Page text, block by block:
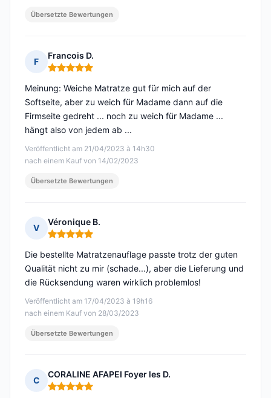
Übersetzte Bewertungen
F
Francois D.
Hinweis: 5 von 5
Veröffentlicht am 21/04/2023 à 14h30
nach einem Kauf von 14/02/2023
Meinung: Weiche Matratze gut für mich auf der
Softseite, aber zu weich für Madame dann auf die
Firmseite gedreht ... noch zu weich für Madame ...
hängt also von jedem ab ...
Übersetzte Bewertungen
V
Véronique B.
Hinweis: 5 von 5
Veröffentlicht am 17/04/2023 à 19h16
nach einem Kauf von 28/03/2023
Die bestellte Matratzenauflage passte trotz der guten
Qualität nicht zu mir (schade...), aber die Lieferung und
die Rücksendung waren wirklich problemlos!
Übersetzte Bewertungen
C
CORALINE AFAPEI Foyer les D.
Hinweis: 5 von 5